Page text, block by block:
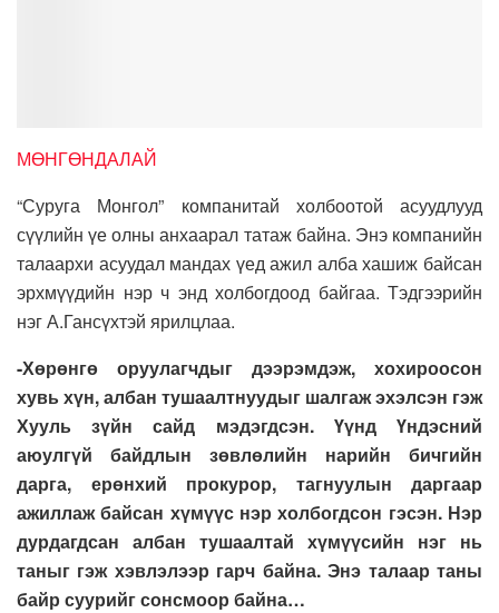
МӨНГӨНДАЛАЙ
“Суруга Монгол” компанитай холбоотой асуудлууд
сүүлийн үе олны анхаарал татаж байна. Энэ компанийн
талаархи асуудал мандах үед ажил алба хашиж байсан
эрхмүүдийн нэр ч энд холбогдоод байгаа. Тэдгээрийн
нэг А.Гансүхтэй ярилцлаа.
-Хөрөнгө оруулагчдыг дээрэмдэж, хохироосон
хувь хүн, албан тушаалтнуудыг шалгаж эхэлсэн гэж
Хууль зүйн сайд мэдэгдсэн. Үүнд Үндэсний
аюулгүй байдлын зөвлөлийн нарийн бичгийн
дарга, ерөнхий прокурор, тагнуулын даргаар
ажиллаж байсан хүмүүс нэр холбогдсон гэсэн. Нэр
дурдагдсан албан тушаалтай хүмүүсийн нэг нь
таныг гэж хэвлэлээр гарч байна. Энэ талаар таны
байр суурийг сонсмоор байна…